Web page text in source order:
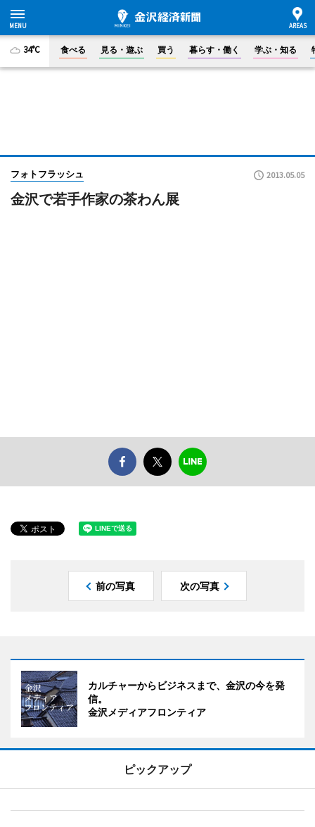
34°C 食べる 見る・遊ぶ 買う 暮らす・働く 学ぶ・知る
フォトフラッシュ 2013.05.05
金沢で若手作家の茶わん展
前の写真 次の写真
カルチャーからビジネスまで、金沢の今を発
信。
金沢メディアフロンティア
ピックアップ